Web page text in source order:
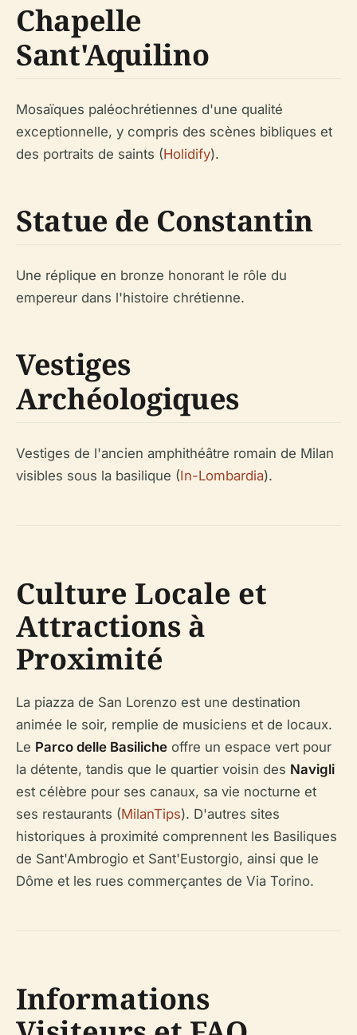
Chapelle
Sant'Aquilino
Mosaïques paléochrétiennes d'une qualité
exceptionnelle, y compris des scènes bibliques et
des portraits de saints (Holidify).
Statue de Constantin
Une réplique en bronze honorant le rôle du
empereur dans l'histoire chrétienne.
Vestiges
Archéologiques
Vestiges de l'ancien amphithéâtre romain de Milan
visibles sous la basilique (In-Lombardia).
Culture Locale et
Attractions à
Proximité
La piazza de San Lorenzo est une destination
animée le soir, remplie de musiciens et de locaux.
Le Parco delle Basiliche offre un espace vert pour
la détente, tandis que le quartier voisin des Navigli
est célèbre pour ses canaux, sa vie nocturne et
ses restaurants (MilanTips). D'autres sites
historiques à proximité comprennent les Basiliques
de Sant'Ambrogio et Sant'Eustorgio, ainsi que le
Dôme et les rues commerçantes de Via Torino.
Informations